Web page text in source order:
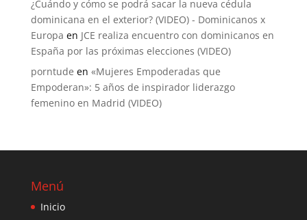
¿Cuándo y cómo se podrá sacar la nueva cédula
dominicana en el exterior? (VIDEO) - Dominicanos x
Europa en JCE realiza encuentro con dominicanos en
España por las próximas elecciones (VIDEO)
porntude en «Mujeres Empoderadas que
Empoderan»: 5 años de inspirador liderazgo
femenino en Madrid (VIDEO)
Menú
Inicio